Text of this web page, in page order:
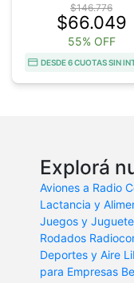
$146.776
$66.049
55% OFF
DESDE 6 CUOTAS SIN
Explorá
Aviones a Radio
Lactancia y
Juegos y
Rodados
Deportes y Aire
para Empresas